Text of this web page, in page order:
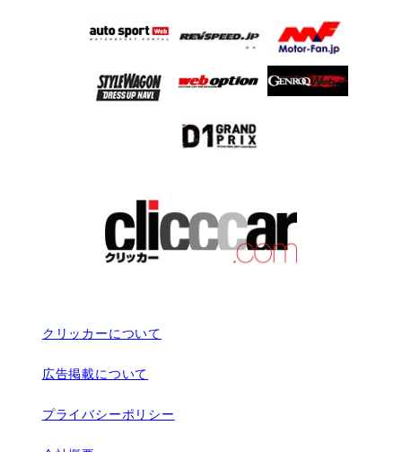
クリッカーについて
広告掲載について
プライバシーポリシー